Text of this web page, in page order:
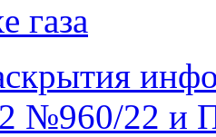
газа
№960/22 и